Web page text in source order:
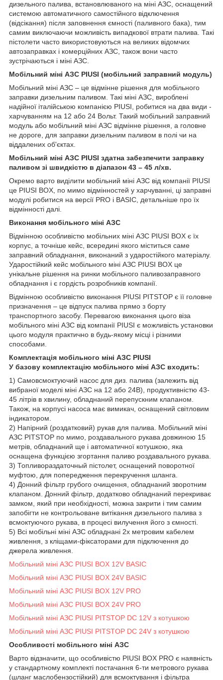
дизельного палива, встановлюваного на міні АЗС, оснащений
системою автоматичного самостійного відключення
(відсікання) після заповнення ємності (паливного бака), тим
самим виключаючи можливість випадкової втрати палива. Такі
пістолети часто використовуються на великих відомчих
автозаправках і комерційних АЗС, також вони часто
зустрічаються і міні АЗС.
Мобільний міні АЗС PIUSI (мобільний заправний модуль)
Мобільний міні АЗС – це відмінне рішення для мобільного
заправки дизельним паливом. Такі міні АЗС, вироблені
надійної італійською компанією PIUSI, робитися на два види -
харчуванням на 12 або 24 Вольт. Такий мобільний заправний
модуль або мобільний міні АЗС відмінне рішення, а головне
не дороге, для заправки дизельним паливом в полі чи на
віддалених об'єктах.
Мобільний міні АЗС PIUSI здатна забезпечити заправку
паливом зі швидкістю в діапазон 43 – 45 л/хв.
Окремо варто виділити мобільний міні АЗС від компанії PIUSI
це PIUSI BOX, по мимо відмінностей у харчуванні, ці заправні
модулі робитися на версії PRO і BASIC, детальніше про їх
відмінності далі.
Виконання мобільного міні АЗС
Відмінною особливістю мобільних міні АЗС PIUSI BOX є їх
корпус, а точніше кейс, всередині якого міститься саме
заправний обладнання, виконаний з ударостійкого матеріалу.
Ударостійкий кейс мобільного міні АЗС PIUSI BOX це
унікальне рішення на ринки мобільного паливозаправного
обладнання і є гордість розробників компанії.
Відмінною особливістю виконання PIUSI PITSTOP є її головне
призначення – це відпуск палива прямо з борту
транспортного засобу. Перевагою виконання цього віза
мобільного міні АЗС від компанії PIUSI є можливість установки
цього модуля практично в будь-якому місці і різними
способами.
Комплектація мобільного міні АЗС PIUSI
У базову комплектацію мобільного міні АЗС входить:
1) Самовсмоктуючий насос для диз. палива (залежить від
вибраної моделі міні АЗС на 12 або 24В), продуктивністю 43-
45 літрів в хвилину, обладнаний перепускним клапаном.
Також, на корпусі насоса має вимикач, оснащений світловим
індикатором.
2) Напірний (роздатковий) рукав для палива. Мобільний міні
АЗС PITSTOP по мимо, роздавального рукава довжиною 15
метрів, обладнаний ще і автоматичної котушкою, яка
оснащена функцією згортання паливо роздавального рукава.
3) Топливораздаточный пістолет, оснащений поворотної
муфтою, для попередження перекручення шланга.
4) Донний фільтр грубого очищення, обладнаний зворотним
клапаном. Донний фільтр, додатково обладнаний перекриває
замком, який при необхідності, можна закрити і тим самим
запобігти не контрольоване витікання дизельного палива з
всмоктуючого рукава, в процесі вилучення його з ємності.
5) Всі мобільні міні АЗС обладнані 2х метровим кабелем
живлення, з кліщами-фіксаторами для підключення до
джерела живлення.
Мобільний міні АЗС PIUSI BOX 12V BASIC
Мобільний міні АЗС PIUSI BOX 24V BASIC
Мобільний міні АЗС PIUSI BOX 12V PRO
Мобільний міні АЗС PIUSI BOX 24V PRO
Мобільний міні АЗС PIUSI PITSTOP DC 12V з котушкою
Мобільний міні АЗС PIUSI PITSTOP DC 24V з котушкою
Особливості мобільного міні АЗС
Варто відзначити, що особливістю PIUSI BOX PRO є наявність
у стандартному комплекті постачання 6-ти метрового рукава
(шланг маслобензостійкий) для всмоктування і фільтра